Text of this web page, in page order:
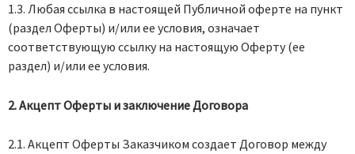
1.3. Любая ссылка в настоящей Публичной оферте на пункт
(раздел Оферты) и/или ее условия, означает
соответствующую ссылку на настоящую Оферту (ее
раздел) и/или ее условия.
2. Акцепт Оферты и заключение Договора
2.1. Акцепт Оферты Заказчиком создает Договор между